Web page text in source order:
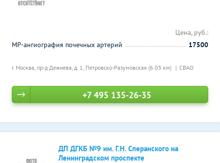
г. Москва, пр-д Дежнева, д. 1, Петровско-Разумовская (6.03 км) СВАО
Цена, руб.:
МР-ангиография почечных артерий
17500
+7 495 135-26-35
ДП ДГКБ №9 им. Г.Н. Сперанского на
Ленинградском проспекте